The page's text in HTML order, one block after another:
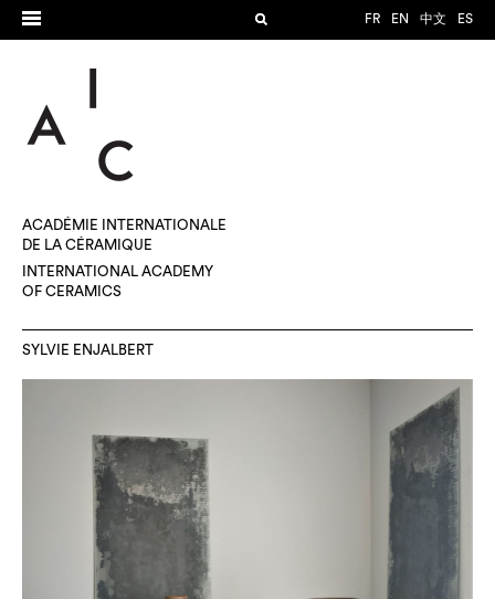
FR EN 中文 ES
ACADÉMIE INTERNATIONALE
DE LA CÉRAMIQUE
INTERNATIONAL ACADEMY
OF CERAMICS
SYLVIE ENJALBERT